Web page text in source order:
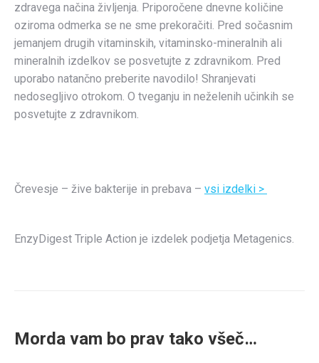
zdravega načina življenja. Priporočene dnevne količine
oziroma odmerka se ne sme prekoračiti. Pred sočasnim
jemanjem drugih vitaminskih, vitaminsko-mineralnih ali
mineralnih izdelkov se posvetujte z zdravnikom. Pred
uporabo natančno preberite navodilo! Shranjevati
nedosegljivo otrokom. O tveganju in neželenih učinkih se
posvetujte z zdravnikom.
Črevesje – žive bakterije in prebava – vsi izdelki >
EnzyDigest Triple Action je izdelek podjetja Metagenics.
Morda vam bo prav tako všeč…